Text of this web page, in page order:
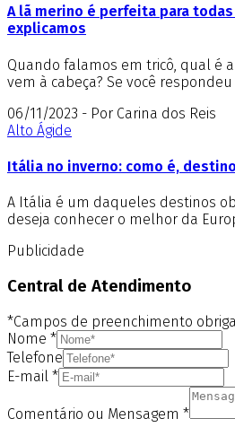
A lã merino é perfeita para
explicamos
Quando falamos em tricô, qual é
vem à cabeça? Se você
06/11/2023 - Por Carina dos Reis
Alto Ágide
Itália no inverno: como é,
A Itália é um daqueles destinos
deseja conhecer o melhor da
Publicidade
Central de Atendimento
*Campos de preenchimento
Nome *
Telefone
E-mail *
Comentário ou Mensagem *